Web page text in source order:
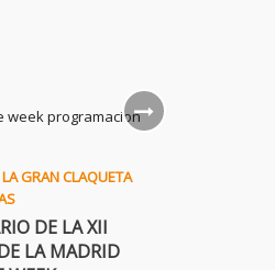
LA GRAN CLAQUETA
DE LA XII
LA MADRID